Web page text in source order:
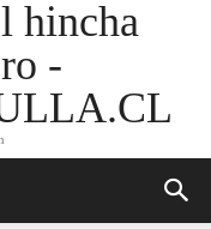
hincha
-